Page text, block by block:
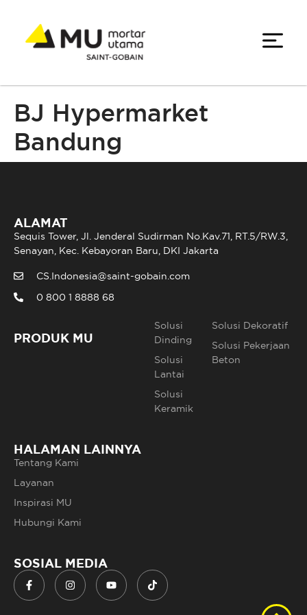
BJ Hypermarket
Bandung
ALAMAT
Sequis Tower, Jl. Jenderal Sudirman No.Kav.71, RT.5/RW.3,
Senayan, Kec. Kebayoran Baru, DKI Jakarta
CS.Indonesia@saint-gobain.com
0 800 1 8888 68
PRODUK MU
Solusi
Dinding
Solusi
Lantai
Solusi
Keramik
Solusi Dekoratif
Solusi Pekerjaan
Beton
HALAMAN LAINNYA
Tentang Kami
Layanan
Inspirasi MU
Hubungi Kami
SOSIAL MEDIA